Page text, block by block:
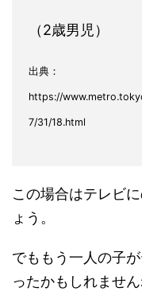
（2歳男児）
出典：
https://
7/31/18.html
この場合はテレビ
ょう。
でももう一人の子
ったかもしれません